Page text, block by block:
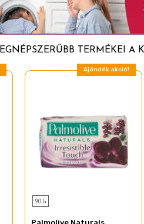
juice
extract
TERMÉKEI A
Ajándék akció!
90 G